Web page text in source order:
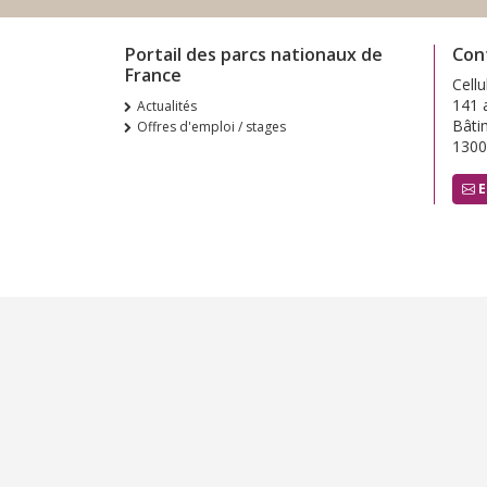
Portail des parcs nationaux de
France
Actualités
Offres d'emploi / stages
141